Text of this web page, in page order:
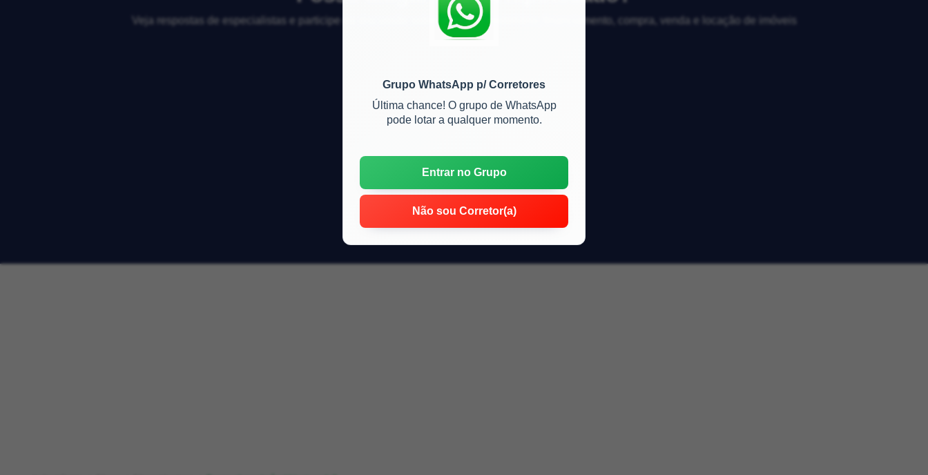
Grupo WhatsApp p/ Corretores
Última chance! O grupo de WhatsApp
pode lotar a qualquer momento.
Entrar no Grupo
Não sou Corretor(a)
Veja respostas de especialistas e participe da discussão sobre mercado imobiliário, financiamento, compra, venda e locação de imóveis